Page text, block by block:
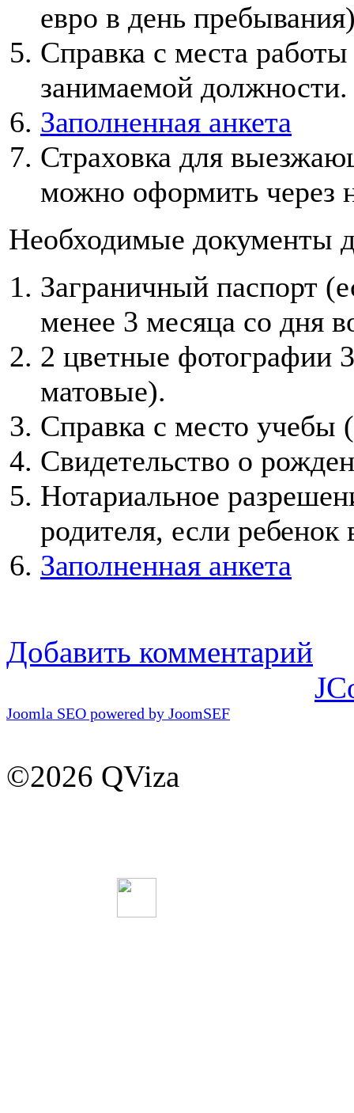
евро в день
Справка с места
занимаемой должности.
Заполненная анкета
Страховка для
можно оформить через
Необходимые документы
Заграничный паспорт
менее 3 месяца со дня
2 цветные фотографии
матовые).
Справка с место учебы
Свидетельство о
Нотариальное
родителя, если
Заполненная анкета
Добавить комментарий
Joomla SEO powered by JoomSEF
©2026 QViza